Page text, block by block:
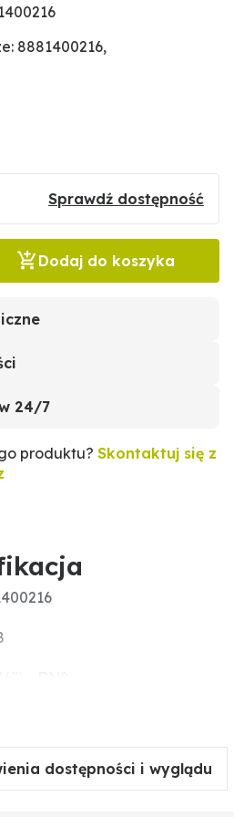
8881400216,
Sprawdź dostępność
Dodaj do koszyka
24/7
produktu? Skontaktuj się z
6 DN8
dostępności i wyglądu